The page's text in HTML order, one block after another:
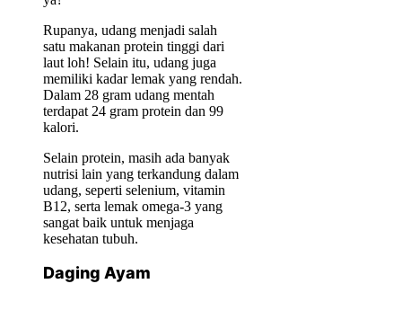
Rupanya, udang menjadi salah
satu makanan protein tinggi dari
laut loh! Selain itu, udang juga
memiliki kadar lemak yang rendah.
Dalam 28 gram udang mentah
terdapat 24 gram protein dan 99
kalori.
Selain protein, masih ada banyak
nutrisi lain yang terkandung dalam
udang, seperti selenium, vitamin
B12, serta lemak omega-3 yang
sangat baik untuk menjaga
kesehatan tubuh.
Daging Ayam